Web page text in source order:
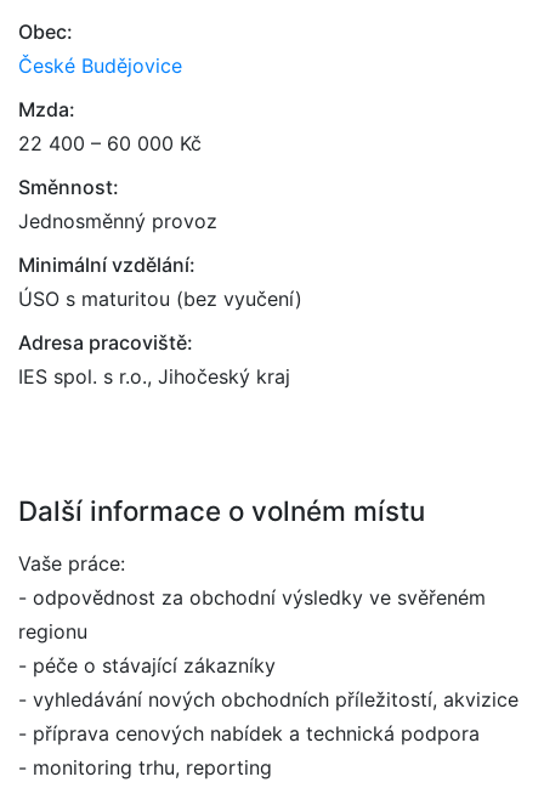
Obec:
České Budějovice
Mzda:
22 400 – 60 000 Kč
Směnnost:
Jednosměnný provoz
Minimální vzdělání:
ÚSO s maturitou (bez vyučení)
Adresa pracoviště:
IES spol. s r.o., Jihočeský kraj
Další informace o volném místu
Vaše práce:
- odpovědnost za obchodní výsledky ve svěřeném
regionu
- péče o stávající zákazníky
- vyhledávání nových obchodních příležitostí, akvizice
- příprava cenových nabídek a technická podpora
- monitoring trhu, reporting